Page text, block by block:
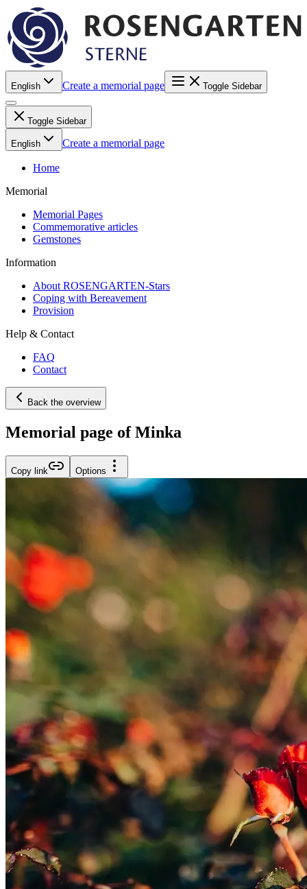
English Create a memorial page Toggle Sidebar
Toggle Sidebar
English Create a memorial page
Home
Memorial
Memorial Pages
Commemorative articles
Gemstones
Information
About ROSENGARTEN-Stars
Coping with Bereavement
Provision
Help & Contact
FAQ
Contact
Back the overview
Memorial page of Minka
Copy link Options